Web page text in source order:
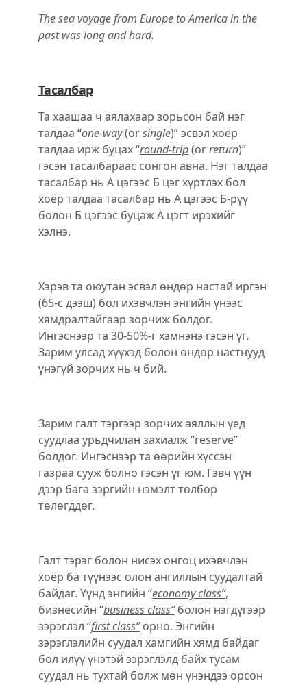
The sea voyage from Europe to America in the
past was long and hard.
Тасалбар
Та хаашаа ч аялахаар зорьсон бай нэг
талдаа “one-way(orsingle)” эсвэл хоёр
талдаа ирж буцах “round-trip(orreturn)”
гэсэн тасалбараас сонгон авна. Нэг талдаа
тасалбар нь А цэгээс Б цэг хүртлэх бол
хоёр талдаа тасалбар нь А цэгээс Б-рүү
болон Б цэгээс буцаж А цэгт ирэхийг
хэлнэ.
Хэрэв та оюутан эсвэл ѳндѳр настай иргэн
(65-с дээш) бол ихэвчлэн энгийн үнээс
хямдралтайгаар зорчиж болдог.
Ингэснээр та 30-50%-г хэмнэнэ гэсэн үг.
Зарим улсад хүүхэд болон ѳндѳр настнууд
үнэгүй зорчих нь ч бий.
Зарим галт тэргээр зорчих аяллын үед
суудлаа урьдчилан захиалж “reserve”
болдог. Ингэснээр та ѳѳрийн хүссэн
газраа сууж болно гэсэн үг юм. Гэвч үүн
дээр бага зэргийн нэмэлт тѳлбѳр
тѳлѳгддѳг.
Галт тэрэг болон нисэх онгоц ихэвчлэн
хоёр ба түүнээс олон ангиллын суудалтай
байдаг. Үүнд энгийн “economy class”,
бизнесийн “business class”болон нэгдүгээр
зэрэглэл “first class”орно. Энгийн
зэрэглэлийн суудал хамгийн хямд байдаг
бол илүү үнэтэй зэрэглэлд байх тусам
суудал нь тухтай болж мөн үнэндээ орсон